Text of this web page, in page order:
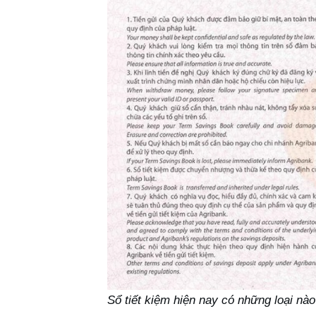
Sổ tiết kiệm hiện nay có những loại